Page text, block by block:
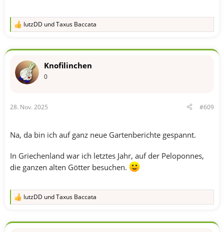
R
k
o
:
lutzDD undTaxus Baccata
Knofilinchen
0
28. Nov. 2025 #609
Na, da bin ich auf ganz neue Gartenberichte gespannt.
In Griechenland war ich letztes Jahr, auf der Peloponnes,
die ganzen alten Götter besuchen.
R
k
lutzDD undTaxus Baccata